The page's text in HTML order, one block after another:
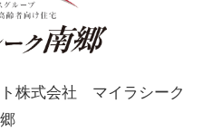
株式会社 マイラシーク